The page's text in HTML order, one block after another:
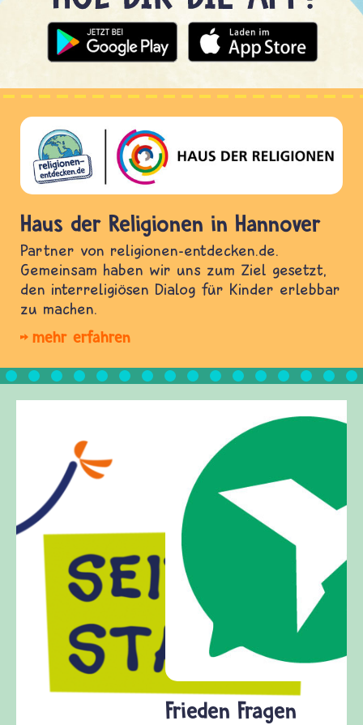
Haus der Religionen in Hannover
Partner von religionen-entdecken.de.
Gemeinsam haben wir uns zum Ziel gesetzt,
den interreligiösen Dialog für Kinder erlebbar
zu machen.
mehr erfahren